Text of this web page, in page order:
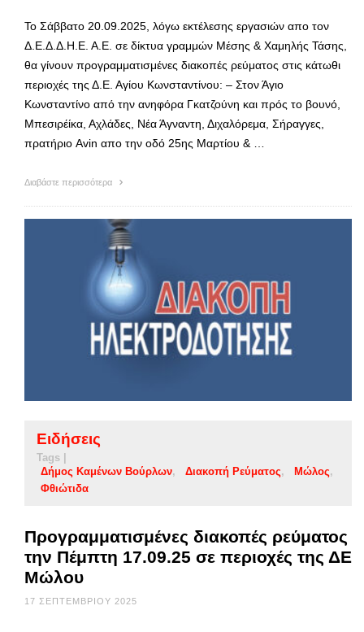
Το Σάββατο 20.09.2025, λόγω εκτέλεσης εργασιών απο τον
Δ.Ε.Δ.Δ.Η.Ε. Α.Ε. σε δίκτυα γραμμών Μέσης & Χαμηλής Τάσης,
θα γίνουν προγραμματισμένες διακοπές ρεύματος στις κάτωθι
περιοχές της Δ.Ε. Αγίου Κωνσταντίνου: – Στον Άγιο
Κωνσταντίνο από την ανηφόρα Γκατζούνη και πρός το βουνό,
Μπεσιρέίκα, Αχλάδες, Νέα Άγναντη, Διχαλόρεμα, Σήραγγες,
πρατήριο Avin απο την οδό 25ης Μαρτίου & …
Διαβάστε περισσότερα
Ειδήσεις
Tags |
Δήμος Καμένων Βούρλων
Διακοπή Ρεύματος
Μώλος
Φθιώτιδα
Προγραμματισμένες διακοπές ρεύματος
την Πέμπτη 17.09.25 σε περιοχές της ΔΕ
Μώλου
17 ΣΕΠΤΕΜΒΡΊΟΥ 2025